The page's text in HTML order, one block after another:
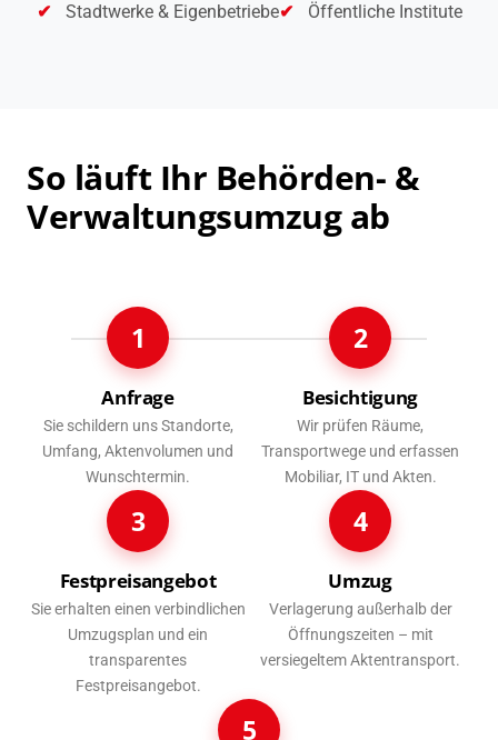
Stadtwerke & Eigenbetriebe
Öffentliche Institute
So läuft Ihr Behörden- &
Verwaltungsumzug ab
1
Anfrage
Sie schildern uns Standorte,
Umfang, Aktenvolumen und
Wunschtermin.
2
Besichtigung
Wir prüfen Räume,
Transportwege und erfassen
Mobiliar, IT und Akten.
3
Festpreisangebot
Sie erhalten einen verbindlichen
Umzugsplan und ein
transparentes
Festpreisangebot.
4
Umzug
Verlagerung außerhalb der
Öffnungszeiten – mit
versiegeltem Aktentransport.
5